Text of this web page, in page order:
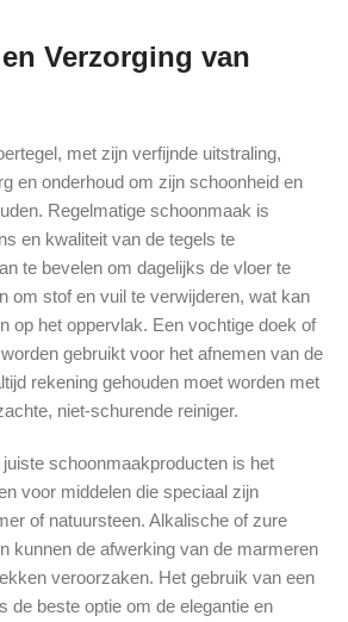
Verzorging van
met zijn verfijnde uitstraling,
en onderhoud om zijn schoonheid en
Regelmatige schoonmaak is
en kwaliteit van de tegels te
te bevelen om dagelijks de vloer te
om stof en vuil te verwijderen, wat kan
op het oppervlak. Een vochtige doek of
gebruikt voor het afnemen van de
rekening gehouden moet worden met
niet-schurende reiniger.
schoonmaakproducten is het
voor middelen die speciaal zijn
of natuursteen. Alkalische of zure
kunnen de afwerking van de marmeren
veroorzaken. Het gebruik van een
de beste optie om de elegantie en